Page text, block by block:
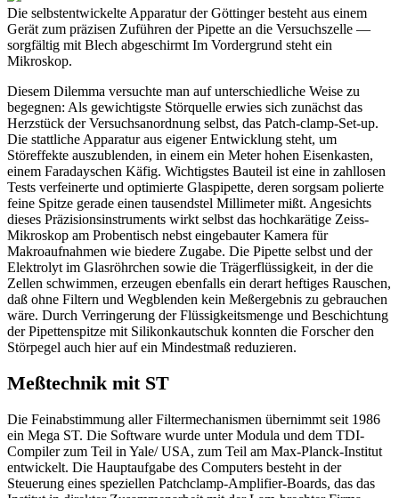
Die selbstentwickelte Apparatur der Göttinger besteht aus einem
Gerät zum präzisen Zuführen der Pipette an die Versuchszelle —
sorgfältig mit Blech abgeschirmt Im Vordergrund steht ein
Mikroskop.
Diesem Dilemma versuchte man auf unterschiedliche Weise zu
begegnen: Als gewichtigste Störquelle erwies sich zunächst das
Herzstück der Versuchsanordnung selbst, das Patch-clamp-Set-up.
Die stattliche Apparatur aus eigener Entwicklung steht, um
Störeffekte auszublenden, in einem ein Meter hohen Eisenkasten,
einem Faradayschen Käfig. Wichtigstes Bauteil ist eine in zahllosen
Tests verfeinerte und optimierte Glaspipette, deren sorgsam polierte
feine Spitze gerade einen tausendstel Millimeter mißt. Angesichts
dieses Präzisionsinstruments wirkt selbst das hochkarätige Zeiss-
Mikroskop am Probentisch nebst eingebauter Kamera für
Makroaufnahmen wie biedere Zugabe. Die Pipette selbst und der
Elektrolyt im Glasröhrchen sowie die Trägerflüssigkeit, in der die
Zellen schwimmen, erzeugen ebenfalls ein derart heftiges Rauschen,
daß ohne Filtern und Wegblenden kein Meßergebnis zu gebrauchen
wäre. Durch Verringerung der Flüssigkeitsmenge und Beschichtung
der Pipettenspitze mit Silikonkautschuk konnten die Forscher den
Störpegel auch hier auf ein Mindestmaß reduzieren.
Meßtechnik mit ST
Die Feinabstimmung aller Filtermechanismen übernimmt seit 1986
ein Mega ST. Die Software wurde unter Modula und dem TDI-
Compiler zum Teil in Yale/ USA, zum Teil am Max-Planck-Institut
entwickelt. Die Hauptaufgabe des Computers besteht in der
Steuerung eines speziellen Patchclamp-Amplifier-Boards, das das